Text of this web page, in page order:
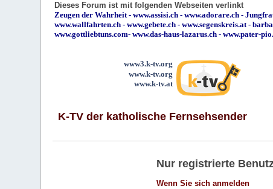
Dieses Forum ist mit folgenden Webseiten verlinkt
Zeugen der Wahrheit-www.assisi.ch -www.adorare.ch -
www.wallfahrten.ch -www.gebete.ch -www.segenskreis.at-
www.gottliebtuns.com-www.das-haus-lazarus.ch - www.pater-
www3.k-tv.org
www.k-tv.org
www.k-tv.at
K-TV der katholische Fernsehsender
Nur registrierte
Wenn Sie sich anmelden